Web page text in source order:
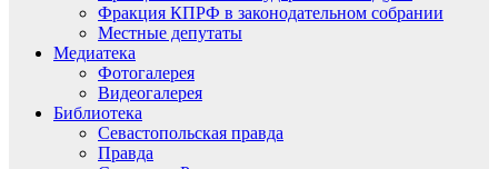
Фракция КПРФ в законодательном собрании
Местные депутаты
Медиатека
Фотогалерея
Видеогалерея
Библиотека
Севастопольская правда
Правда